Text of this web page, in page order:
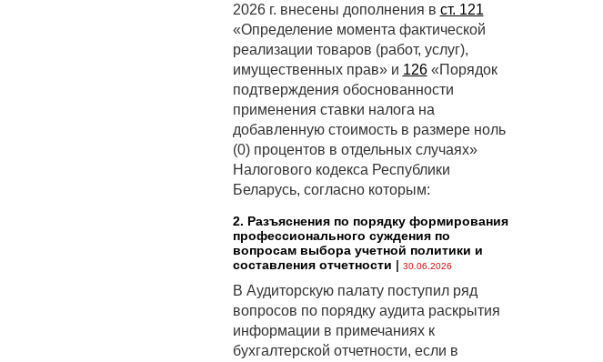
2026 г. внесены дополнения в ст. 121
«Определение момента фактической
реализации товаров (работ, услуг),
имущественных прав» и 126«Порядок
подтверждения обоснованности
применения ставки налога на
добавленную стоимость в размере ноль
(0) процентов в отдельных случаях»
Налогового кодекса Республики
Беларусь, согласно которым:
2. Разъяснения по порядку формирования
профессионального суждения по
вопросам выбора учетной политики и
составления отчетности | 30.06.2026
В Аудиторскую палату поступил ряд
вопросов по порядку аудита раскрытия
информации в примечаниях к
бухгалтерской отчетности, если в